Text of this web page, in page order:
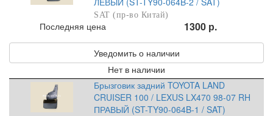
SAT (пр-во Китай)
Последняя цена 1300 р.
Уведомить о наличии
Нет в наличии
Брызговик задний TOYOTA LAND
CRUISER 100 / LEXUS LX470 98-07 RH
ПРАВЫЙ (ST-TY90-064B-1 / SAT)